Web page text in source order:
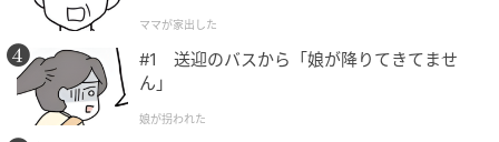
ママが家出した
#1 送迎のバスから「娘が降りてきてませ
ん」
娘が拐われた